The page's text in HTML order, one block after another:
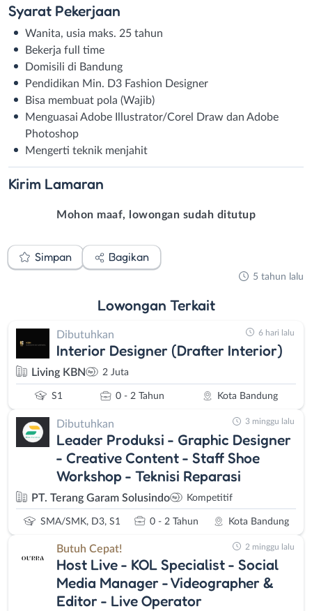
Syarat Pekerjaan
Wanita, usia maks. 25 tahun⁣
Bekerja full time⁣
Domisili di Bandung⁣
Pendidikan Min. D3 Fashion Designer⁣
Bisa membuat pola (Wajib)⁣
Menguasai Adobe Illustrator/Corel Draw dan Adobe
Photoshop⁣
Mengerti teknik menjahit⁣
Kirim Lamaran
Mohon maaf, lowongan sudah ditutup
Simpan Bagikan
5 tahun lalu
Lowongan Terkait
Dibutuhkan
Interior Designer (Drafter Interior)
Living KBN 2 Juta
S1 0 - 2 Tahun Kota Bandung
6 hari lalu
Dibutuhkan
Leader Produksi - Graphic Designer
- Creative Content - Staff Shoe
Workshop - Teknisi Reparasi
PT. Terang Garam Solusindo Kompetitif
SMA/SMK, D3, S1 0 - 2 Tahun Kota Bandung
3 minggu lalu
Butuh Cepat!
Host Live - KOL Specialist - Social
Media Manager - Videographer &
Editor - Live Operator
2 minggu lalu